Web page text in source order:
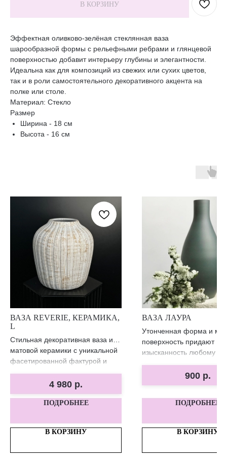
В КОРЗИНУ
Эффектная оливково‑зелёная стеклянная ваза
шарообразной формы с рельефными ребрами и глянцевой
поверхностью добавит интерьеру глубины и элегантности.
Идеальна как для композиций из свежих или сухих цветов,
так и в роли самостоятельного декоративного акцента на
полке или столе.
Материал: Стекло
Размер
Ширина - 18 см
Высота - 16 см
ВАЗА REVERIE, КЕРАМИКА,
L
Стильная декоративная ваза из
матовой керамики с уникальной
фасетированной фактурой и
плавным волнообразным
отверстием. Подходит для
сухоцветов и как
самостоятельный акцент в
4 980 р.
ПОДРОБНЕЕ
В КОРЗИНУ
ВАЗА ЛАУРА
Утонченная форма и
поверхность придают
изысканность любому
900 р.
ПОДРОБНЕЕ
В КОРЗИНУ